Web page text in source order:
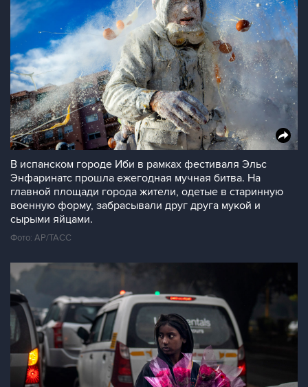
В испанском городе Иби в рамках фестиваля Эльс
Энфаринатс прошла ежегодная мучная битва. На
главной площади города жители, одетые в старинную
военную форму, забрасывали друг друга мукой и
сырыми яйцами.
Фото: АР/ТАСС